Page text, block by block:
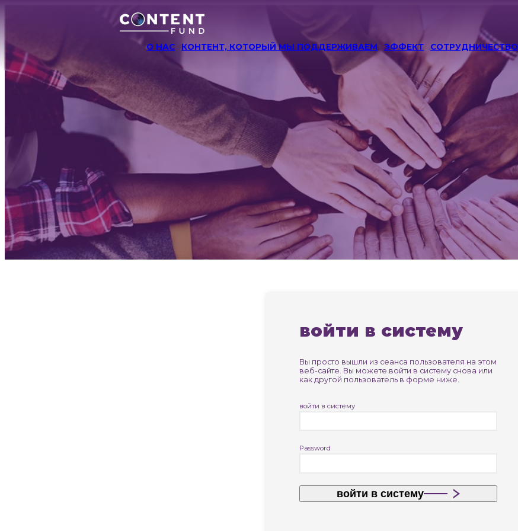
О НАС КОНТЕНТ, КОТОРЫЙ МЫ ПОДДЕРЖИВАЕМ ЭФФЕКТ СОТРУДНИЧЕСТВО
войти в систему
Вы просто вышли из сеанса пользователя на этом
веб-сайте. Вы можете войти в систему снова или
как другой пользователь в форме ниже.
войти в систему
Password
войти в систему